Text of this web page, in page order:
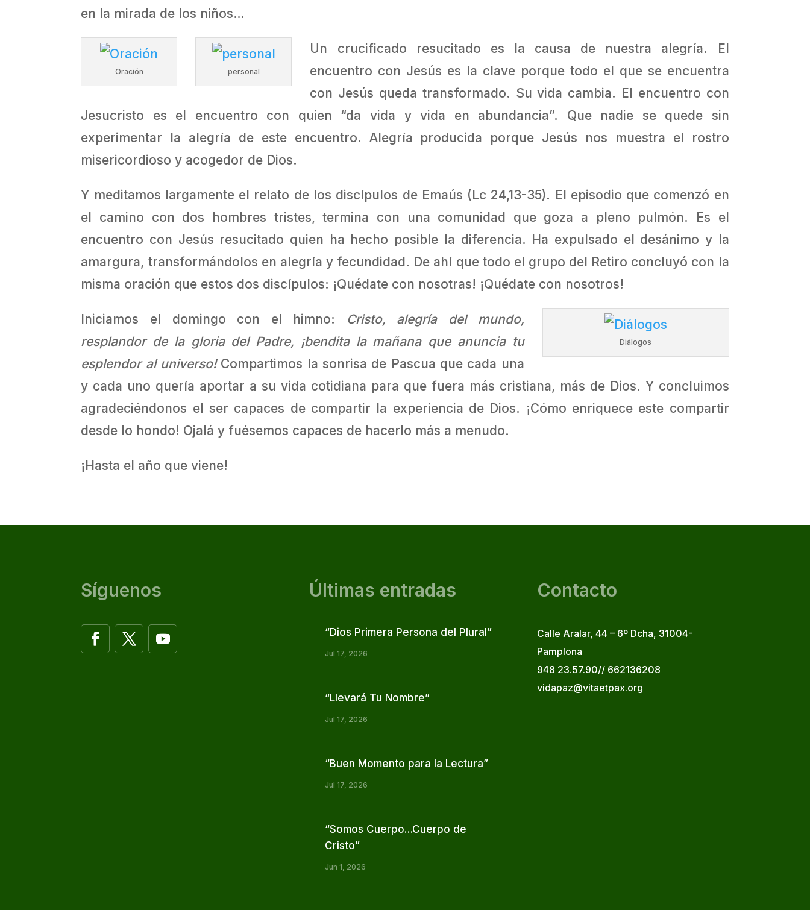
en la mirada de los niños…
Oración personal
Un crucificado resucitado es la causa de nuestra alegría. El
encuentro con Jesús es la clave porque todo el que se encuentra
con Jesús queda transformado. Su vida cambia. El encuentro con
Jesucristo es el encuentro con quien “da vida y vida en abundancia”. Que nadie se quede sin
experimentar la alegría de este encuentro. Alegría producida porque Jesús nos muestra el rostro
misericordioso y acogedor de Dios.
Y meditamos largamente el relato de los discípulos de Emaús (Lc 24,13-35). El episodio que comenzó en
el camino con dos hombres tristes, termina con una comunidad que goza a pleno pulmón. Es el
encuentro con Jesús resucitado quien ha hecho posible la diferencia. Ha expulsado el desánimo y la
amargura, transformándolos en alegría y fecundidad. De ahí que todo el grupo del Retiro concluyó con la
misma oración que estos dos discípulos: ¡Quédate con nosotras! ¡Quédate con nosotros!
Diálogos
Iniciamos el domingo con el himno: Cristo, alegría del mundo,
resplandor de la gloria del Padre, ¡bendita la mañana que anuncia tu
esplendor al universo!Compartimos la sonrisa de Pascua que cada una
y cada uno quería aportar a su vida cotidiana para que fuera más cristiana, más de Dios. Y concluimos
agradeciéndonos el ser capaces de compartir la experiencia de Dios. ¡Cómo enriquece este compartir
desde lo hondo! Ojalá y fuésemos capaces de hacerlo más a menudo.
¡Hasta el año que viene!
Síguenos Últimas entradas
“Dios Primera Persona del Plural”
Jul 17, 2026
“Llevará Tu Nombre”
Jul 17, 2026
“Buen Momento para la Lectura”
Jul 17, 2026
“Somos Cuerpo…Cuerpo de
Cristo”
Jun 1, 2026
Contacto
Calle Aralar, 44 – 6º Dcha, 31004-
Pamplona
948 23.57.90// 662136208
vidapaz@vitaetpax.org